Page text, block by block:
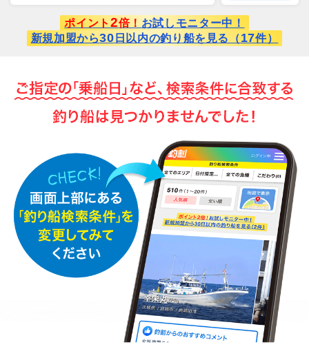
ポイント 2倍！ お試しモニター中！
新規加盟から30 日以内の釣り船を見る（17件）